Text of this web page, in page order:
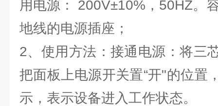
用电源： 200V±10%，50HZ。
地线的电源插座；
2、使用方法：接通电源：将三
把面板上电源开关置“开"的位置
示，表示设备进入工作状态。